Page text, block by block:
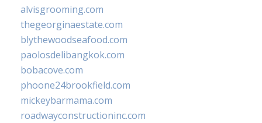
alvisgrooming.com
thegeorginaestate.com
blythewoodseafood.com
paolosdelibangkok.com
bobacove.com
phoone24brookfield.com
mickeybarmama.com
roadwayconstructioninc.com